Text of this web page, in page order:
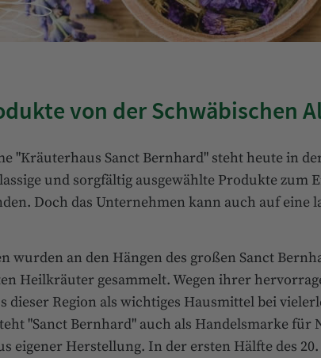
von der Schwäbischen
"Kräuterhaus Sanct Bernhard" steht heute in
und sorgfältig ausgewählte Produkte zum
Doch das Unternehmen kann auch auf eine
wurden an den Hängen des großen Sanct
Heilkräuter gesammelt. Wegen ihrer
dieser Region als wichtiges Hausmittel bei
"Sanct Bernhard" auch als Handelsmarke
eigener Herstellung. In der ersten Hälfte des